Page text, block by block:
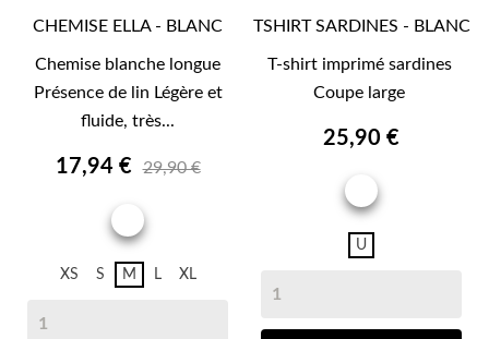
CHEMISE ELLA - BLANC
Chemise blanche longue
Présence de lin Légère et
fluide, très...
17,94 € 29,90 €
BLANC
XS S M L XL
TSHIRT SARDINES - BLANC
T-shirt imprimé sardines
Coupe large
25,90 €
BLANC
U